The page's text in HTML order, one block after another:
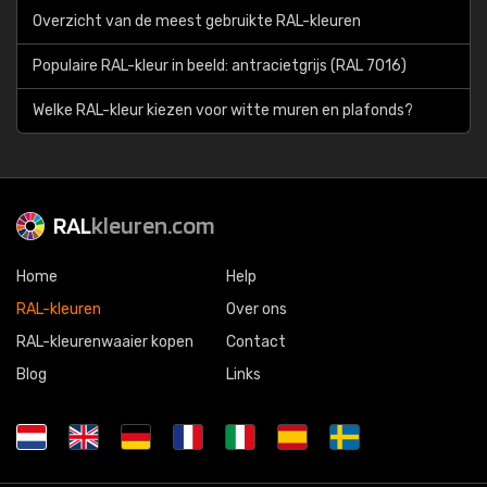
Overzicht van de meest gebruikte RAL-kleuren
Populaire RAL-kleur in beeld: antracietgrijs (RAL 7016)
Welke RAL-kleur kiezen voor witte muren en plafonds?
RALkleuren.com
Home
RAL-kleuren
RAL-kleurenwaaier kopen
Blog
Help
Over ons
Contact
Links